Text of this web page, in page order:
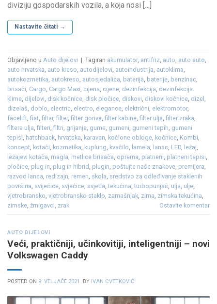
diviziju gospodarskih vozila, a koja nosi […]
Nastavite čitati →
Objavljeno u Auto dijelovi | Tagiran akumulator, antifriz, auto, auto auto,
auto hrvatska, auto kreso, autodijelovi, autoindustrija, autoklima,
autokozmetika, autokreso, autosjedalica, baterija, baterije, benzinac,
brisači, Cargo, Cargo Maxi, cijena, cijene, dezinfekcija, dezinfekcija
klime, dijelovi, disk kočnice, disk pločice, diskovi, diskovi kočnice, dizel ,
dizelaš, doblo, electric, electro, elegance, električni, elektromotor,
facelift,fiat,filtar,filter,filter goriva,filter kabine,filter ulja,filter zraka,
filtera ulja,filteri,filtri, grijanje, gume, gumeni, gumeni tepih, gumeni
tepisi, hatchback, hrvatska, karavan, kočione obloge, kočnice, Kombi,
koncept, kotači, kozmetika, kuplung, kvačilo, lamela, lanac, LED, ležaj,
ležajevi kotača, magla, metlice brisača, oprema, platneni, platneni tepisi,
pločice, plug in, plug in hibrid, plugin, poštujte naše znakove, premijera,
razvod lanca, redizajn, remen, skola, sredstvo za odleđivanje staklenih
površina, svijećice, svjećice, svjetla,tekućina,turbopunjač, ulja, ulje,
vjetrobransko, vjetrobransko staklo, zamašnjak, zima, zimska tekućina,
zimske, žmigavci, zrak Ostavite komentar
AUTO DIJELOVI
Veći, praktičniji, učinkovitiji, inteligentniji – novi
Volkswagen Caddy
POSTED ON 9. VELJAČE 2021. BY IVAN CVETKOVIĆ